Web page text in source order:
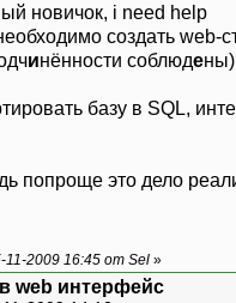
новичок, i need help
создать web-
инённости соблюде
базу в SQL,
попроще это дело
2009 16:45 от Sel »
web интерфейс